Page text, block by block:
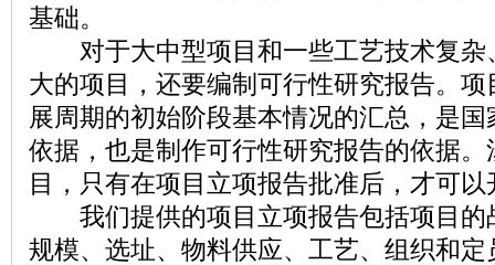
基础。
对于大中型项目和一些工艺技术复杂
大的项目，还要编制可行性研究报告。
展周期的初始阶段基本情况的汇总，是
依据，也是制作可行性研究报告的依据
目，只有在项目立项报告批准后，才可
我们提供的项目立项报告包括项目的
规模、选址、物料供应、工艺、组织和